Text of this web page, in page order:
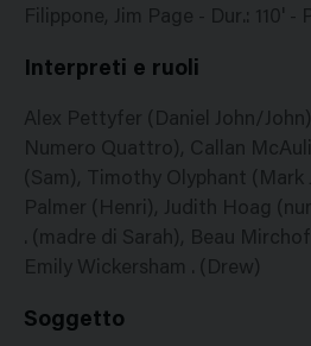
Filippone, Jim Page - Dur.: 110' -
Interpreti e ruoli
Alex Pettyfer (Daniel John/
Numero Quattro), Callan
(Sam), Timothy Olyphant (Mark
Palmer (Henri), Judith Hoag
. (madre di Sarah), Beau
Emily Wickersham . (Drew)
Soggetto